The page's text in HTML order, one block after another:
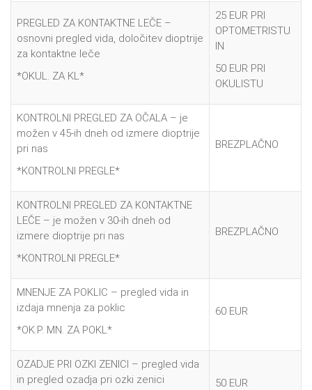
PREGLED ZA KONTAKTNE LEČE –
osnovni pregled vida, določitev dioptrije
za kontaktne leče
*OKUL. ZA KL*
25 EUR PRI
OPTOMETRISTU
IN
50 EUR PRI
OKULISTU
KONTROLNI PREGLED ZA OČALA – je
možen v 45-ih dneh od izmere dioptrije
pri nas
*KONTROLNI PREGLE*
BREZPLAČNO
KONTROLNI PREGLED ZA KONTAKTNE
LEČE – je možen v 30-ih dneh od
izmere dioptrije pri nas
*KONTROLNI PREGLE*
BREZPLAČNO
MNENJE ZA POKLIC – pregled vida in
izdaja mnenja za poklic
*OK.P. MN. ZA POKL*
60 EUR
OZADJE PRI OZKI ZENICI – pregled vida
in pregled ozadja pri ozki zenici
50 EUR